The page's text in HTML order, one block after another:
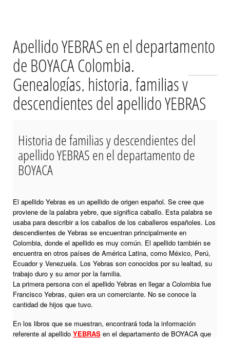
Apellido YEBRAS en el departamento
de BOYACA Colombia.
Genealogías, historia, familias y
descendientes del apellido YEBRAS
Historia de familias y descendientes del
apellido YEBRAS en el departamento de
BOYACA
El apellido Yebras es un apellido de origen español. Se cree que
proviene de la palabra yebre, que significa caballo. Esta palabra se
usaba para describir a los caballos de los caballeros españoles. Los
descendientes de Yebras se encuentran principalmente en
Colombia, donde el apellido es muy común. El apellido también se
encuentra en otros países de América Latina, como México, Perú,
Ecuador y Venezuela. Los Yebras son conocidos por su lealtad, su
trabajo duro y su amor por la familia.
La primera persona con el apellido Yebras en llegar a Colombia fue
Francisco Yebras, quien era un comerciante. No se conoce la
cantidad de hijos que tuvo.
En los libros que se muestran, encontrará toda la información
referente al apellido YEBRAS en el departamento de BOYACA que